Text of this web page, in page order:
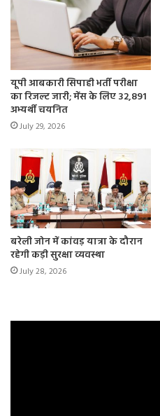
यूपी आबकारी सिपाही भर्ती परीक्षा
का रिजल्ट जारी; मेंस के लिए 32,891
अभ्यर्थी चयनित
July 29, 2026
बरेली जोन में कांवड़ यात्रा के दौरान
रहेगी कड़ी सुरक्षा व्यवस्था
July 28, 2026